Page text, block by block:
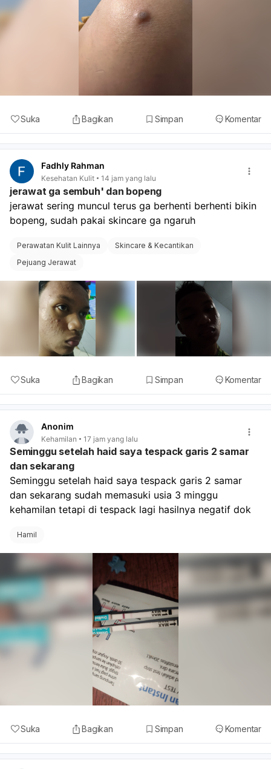
Suka Bagikan Simpan Komentar
Fadhly Rahman
Kesehatan Kulit 14 jam yang lalu
jerawat ga sembuh' dan bopeng
jerawat sering muncul terus ga berhenti berhenti bikin
bopeng, sudah pakai skincare ga ngaruh
Perawatan Kulit Lainnya
Skincare & Kecantikan
Pejuang Jerawat
Suka Bagikan Simpan Komentar
Anonim
Kehamilan 17 jam yang lalu
Seminggu setelah haid saya tespack garis 2 samar
dan sekarang
Seminggu setelah haid saya tespack garis 2 samar
dan sekarang sudah memasuki usia 3 minggu
kehamilan tetapi di tespack lagi hasilnya negatif dok
Hamil
Suka Bagikan Simpan Komentar